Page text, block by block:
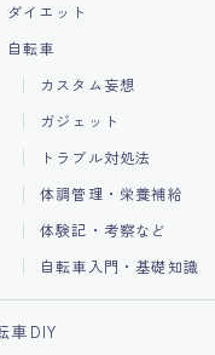
ダイエット
自転車
カスタム妄想
ガジェット
トラブル対処法
体調管理・栄養補給
体験記・考察など
自転車入門・基礎知識
車DIY